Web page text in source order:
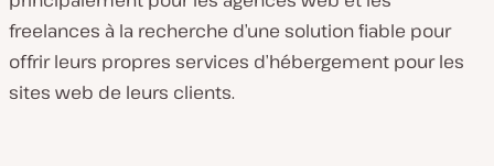
freelances à la recherche d’une solution fiable pour
offrir leurs propres services d’hébergement pour les
sites web de leurs clients.